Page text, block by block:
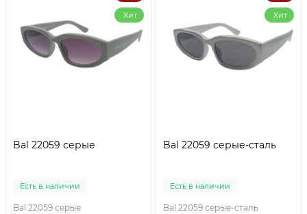
Хит
Bal 22059 серые
Есть в наличии
Bal 22059 серые
Хит
Bal 22059 серые-сталь
Есть в наличии
Bal 22059 серые-сталь